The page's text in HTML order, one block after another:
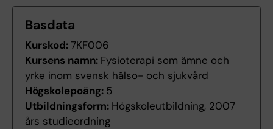
Basdata
Kurskod:7KF006
Kursens namn: Fysioterapi som ämne och
yrke inom svensk hälso- och sjukvård
Högskolepoäng: 5
Utbildningsform: Högskoleutbildning, 2007
års studieordning